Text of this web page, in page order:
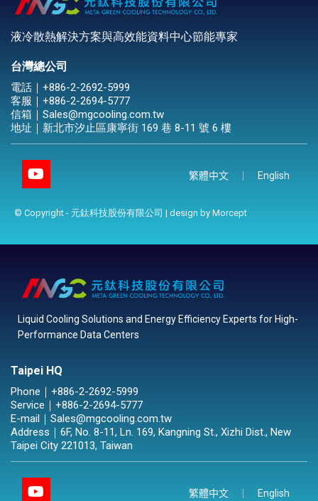
液冷散熱解決方案與高效能資料中心節能專家
台灣總公司
電話｜ +886-2-2692-5999
客服｜ +886-2-2694-5777
信箱｜ Sales@mgcooling.com.tw
地址｜ 新北市汐止區康寧街 169 巷 8-11 號 6 樓
© Copyright - 元鈦科技股份有限公司 | design by Morcept
繁體中文 English
Liquid Cooling Solutions and Energy Efficiency Experts for High-
Performance Data Centers
Taipei HQ
Phone｜ +886-2-2692-5999
Service｜ +886-2-2694-5777
E-mail｜ Sales@mgcooling.com.tw
Address｜ 6F, No. 8-11, Ln. 169, Kangning St., Xizhi Dist., New
Taipei City 221013, Taiwan
繁體中文 English